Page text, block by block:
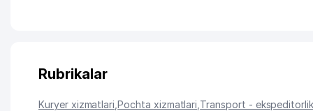
Rubrikalar
Kuryer xizmatlari ,Pochta xizmatlari Transport -